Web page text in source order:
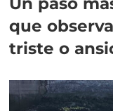
que
triste o